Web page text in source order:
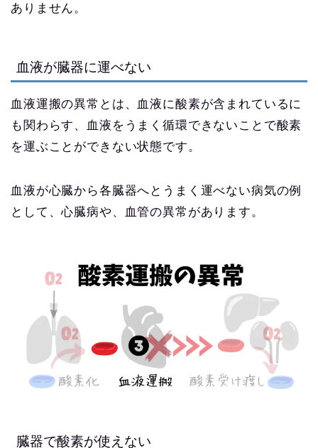
ありません。
血液が臓器に運べない
血液運搬の異常とは、血液に酸素が含まれているに
も関わらす、血液をうまく循環できないことで酸素
を運ぶことができない状態です。
血液が心臓から各臓器へとうまく運べない病気の例
として、心臓病や、血管の異常があります。
臓器で酸素が使えない